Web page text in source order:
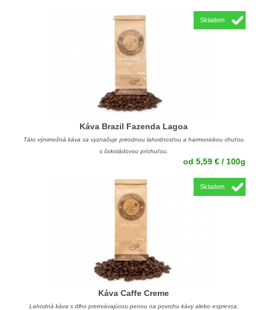
Skladom
Káva Brazil Fazenda Lagoa
Táto výnimočná káva sa vyznačuje prirodnou lahodnosťou a harmonickou chuťou
s čokoládovou príchuťou.
od 5,59 € / 100g
Skladom
Káva Caffe Creme
Lahodná káva s dlho pretrvávajúcou penou na povrchu kávy alebo espressa.